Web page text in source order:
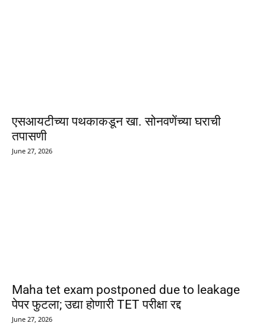
एसआयटीच्या पथकाकडून खा. सोनवणेंच्या घराची
तपासणी
June 27, 2026
Maha tet exam postponed due to leakage
पेपर फुटला; उद्या होणारी TET परीक्षा रद्द
June 27, 2026